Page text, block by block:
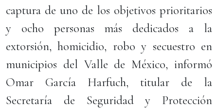
captura de uno de los objetivos prioritarios
y ocho personas más dedicados a la
extorsión, homicidio, robo y secuestro en
municipios del Valle de México, informó
Omar García Harfuch, titular de la
Secretaría de Seguridad y Protección